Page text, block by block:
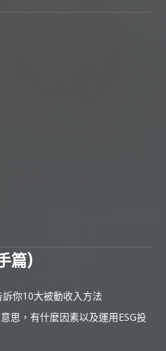
篇)
你10大被動收入方法
意思，有什麼因素以及運用ESG投